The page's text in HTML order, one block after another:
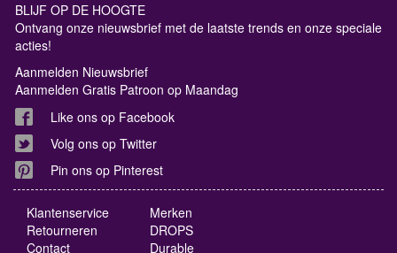
BLIJF OP DE HOOGTE
Ontvang onze nieuwsbrief met de laatste trends en onze speciale
acties!
Aanmelden Nieuwsbrief
Aanmelden Gratis Patroon op Maandag
Like ons op Facebook
Volg ons op Twitter
Pin ons op Pinterest
Klantenservice
Retourneren
Contact
Merken
DROPS
Durable